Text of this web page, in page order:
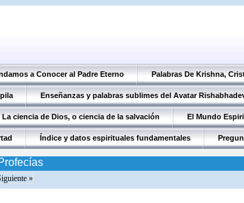
»
a Conocer al Padre Eterno Palabras De Krishna,
Enseñanzas y palabras sublimes del Avatar
La ciencia de Dios, o ciencia de la salvación El Mundo
Índice y datos espirituales fundamentales